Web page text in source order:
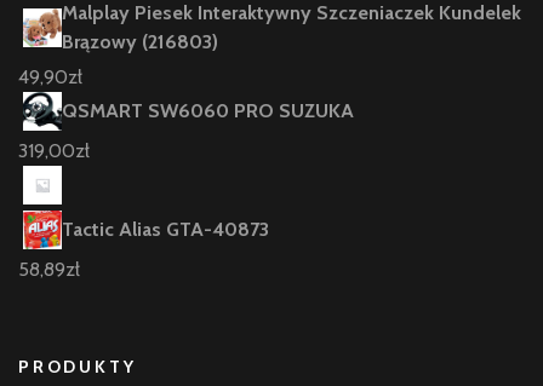
Malplay Piesek Interaktywny Szczeniaczek Kundelek
Brązowy (216803)
49,90zł
QSMART SW6060 PRO SUZUKA
319,00zł
Tactic Alias GTA-40873
58,89zł
PRODUKTY